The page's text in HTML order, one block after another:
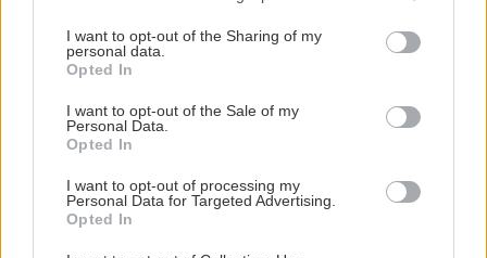
not limited to your visit or usage behaviour. You may click to
grant or deny consent to Google and its third-party tags to
use your data for below specified purposes in below Google
consent section.
I want to opt-out of the Sharing of my
personal data.
Opted In
I want to opt-out of the Sale of my
Personal Data.
Opted In
I want to opt-out of processing my
Personal Data for Targeted Advertising.
Opted In
Μελίτροπον
Λεωφόρος Ηρακλείου 523, τηλ:2102820048, Νέο
Ηράκλειο
παρασκευάζονται με παραδοσιακό τρόπο, με
στόχο να μας ταξιδέψουν γευστικά στην Ανατολή.